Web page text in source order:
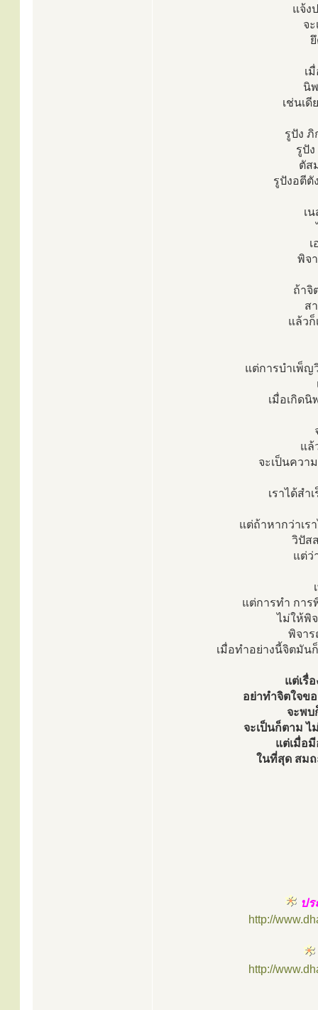
แจ้ง
จ
เ
นิ
เช่นเ
รูปัง
รูปัง
ตัส
รูปังอตีตั
เ
พิจ
ถ้าจิ
ส
แล้วก็
แต่การบำเพ็ญ
เมื่อเกิด
แล้
จะเป็นควา
เราได้สำ
แต่ถ้าหากว่าเร
วิปัส
แต่ว่
แต่การทำ กา
ไม่ให้พิ
พิจาร
เมื่อทำอย่างนี้จิตมัน
แต่เรื่
อย่าทำจิตใจข
จะพบ
จะเป็นก็ตาม ไ
แต่เมื่อ
ในที่สุด สมถ
ปร
http://
http://